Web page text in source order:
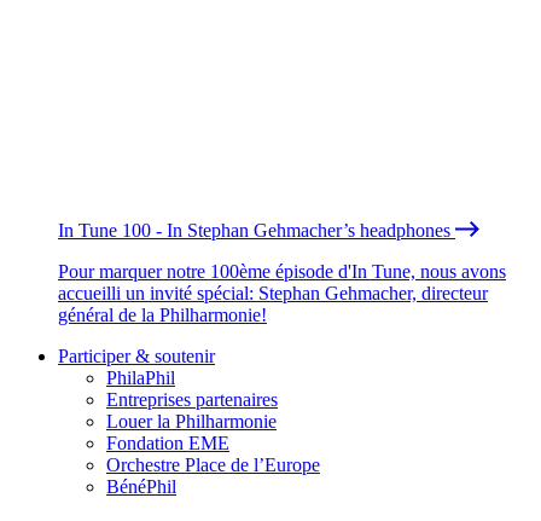
In Tune 100 - In Stephan Gehmacher’s headphones
Pour marquer notre 100ème épisode d'In Tune, nous avons
accueilli un invité spécial: Stephan Gehmacher, directeur
général de la Philharmonie!
Participer & soutenir
PhilaPhil
Entreprises partenaires
Louer la Philharmonie
Fondation EME
Orchestre Place de l’Europe
BénéPhil